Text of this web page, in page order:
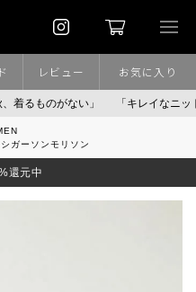
がない」 「キレイなニット」 ポ
レビュー お気に入り
ガーソンモリソン
還元中